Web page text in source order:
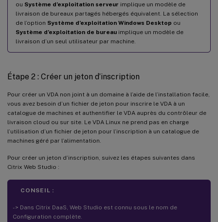
ou Système d’exploitation serveur implique un modèle de
livraison de bureaux partagés hébergés équivalent. La sélection
de l’option Système d’exploitation Windows Desktop ou
Système d’exploitation de bureau implique un modèle de
livraison d’un seul utilisateur par machine.
Étape 2 : Créer un jeton d’inscription
Pour créer un VDA non joint à un domaine à l’aide de l’installation facile,
vous avez besoin d’un fichier de jeton pour inscrire le VDA à un
catalogue de machines et authentifier le VDA auprès du contrôleur de
livraison cloud ou sur site. Le VDA Linux ne prend pas en charge
l’utilisation d’un fichier de jeton pour l’inscription à un catalogue de
machines géré par l’alimentation.
Pour créer un jeton d’inscription, suivez les étapes suivantes dans
Citrix Web Studio :
CONSEIL :
- > Dans Citrix DaaS, Web Studio est connu sous le nom de
Configuration complète.